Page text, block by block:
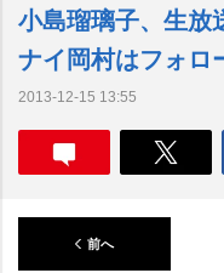
小島瑠璃子、生放
ナイ岡村はフォロ
2013-12-15 13:55
前へ